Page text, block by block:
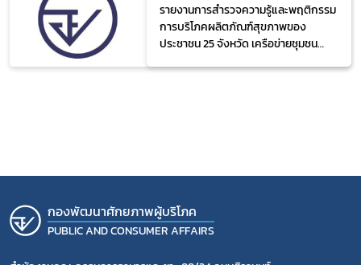
รายงานการสำรวจความรู้และพฤติกรรม
การบริโภคผลิตภัณฑ์สุขภาพของ
ประชาชน 25 จังหวัด เครือข่ายชุมชน
กองพัฒนาศักยภาพผู้บริโภค
PUBLIC AND CONSUMER AFFAIRS